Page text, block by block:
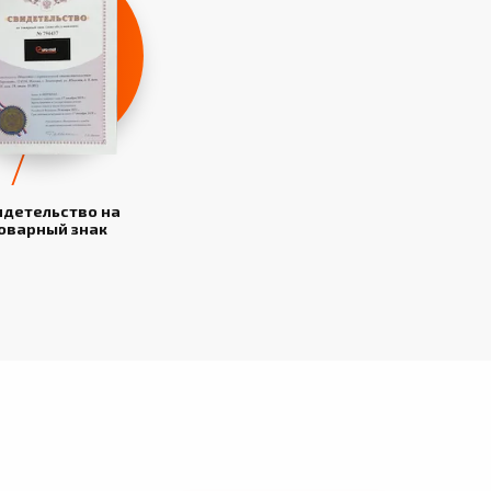
на
знак